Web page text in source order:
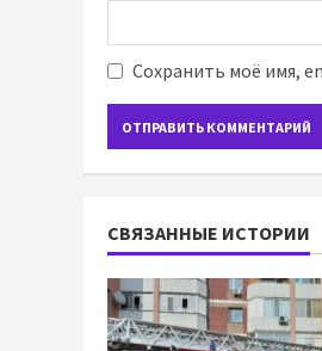
Сохранить моё имя,
СВЯЗАННЫЕ ИСТОРИИ